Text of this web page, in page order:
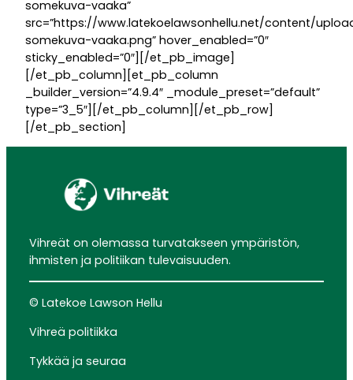
somekuva-vaaka”
src=”https://www.latekoelawsonhellu.net/content/
somekuva-vaaka.png” hover_enabled=”0″
sticky_enabled=”0″][/et_pb_image]
[/et_pb_column][et_pb_column
_builder_version=”4.9.4″ _module_preset=”default”
type=”3_5″][/et_pb_column][/et_pb_row]
[/et_pb_section]
Vihreät on olemassa turvatakseen ympäristön,
ihmisten ja politiikan tulevaisuuden.
© Latekoe Lawson Hellu
Vihreä politiikka
Tykkää ja seuraa